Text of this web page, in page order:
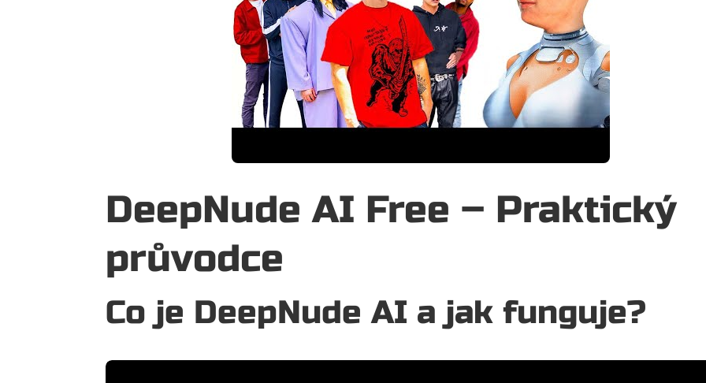
DeepNude AI Free – Praktický
průvodce
Co je DeepNude AI a jak funguje?